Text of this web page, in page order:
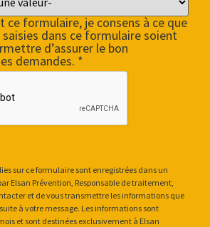
ce formulaire, je consens à ce que
dans ce formulaire soient
d’assurer le bon
demandes. *
sur ce formulaire sont enregistrées dans un
Elsan Prévention, Responsable de traitement,
et de vous transmettre les informations que
à votre message. Les informations sont
et sont destinées exclusivement à Elsan